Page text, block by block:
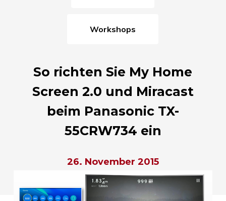
Workshops
So richten Sie My Home
Screen 2.0 und Miracast
beim Panasonic TX-
55CRW734 ein
26. November 2015